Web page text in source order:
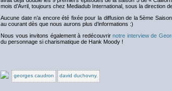
mois d’Avril, toujours chez Mediadub International, sous la direction
Aucune date n’a encore été fixée pour la diffusion de la 5ème
au courant dès que nous aurons plus d’informations :)
Nous vous invitons également à redécouvrirnotre interview de
du personnage si charismatique de Hank Moody !
georges caudron david duchovny.